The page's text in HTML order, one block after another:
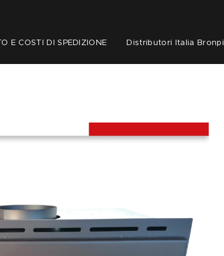
E COSTI DI SPEDIZIONE Distributori Italia Bronpi